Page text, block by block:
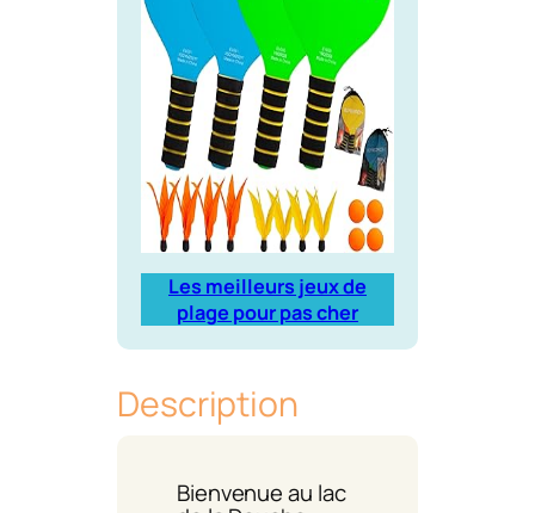
Les meilleurs jeux de
plage pour pas cher
Description
Bienvenue au lac